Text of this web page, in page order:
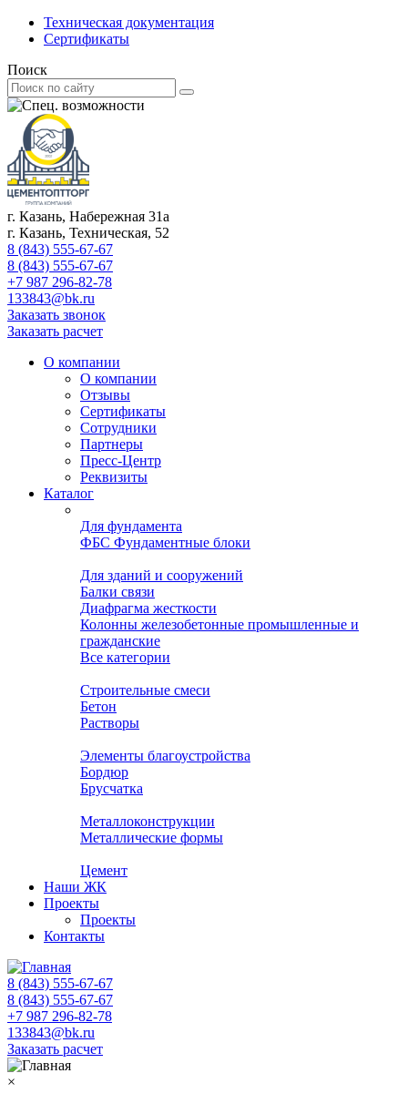
Техническая документация
Сертификаты
Поиск
г. Казань, Набережная 31а
г. Казань, Техническая, 52
8 (843) 555-67-67
8 (843) 555-67-67
+7 987 296-82-78
133843@bk.ru
Заказать звонок
Заказать расчет
О компании
О компании
Отзывы
Сертификаты
Сотрудники
Партнеры
Пресс-Центр
Реквизиты
Каталог
Для фундамента
ФБС Фундаментные блоки
Для зданий и сооружений
Балки связи
Диафрагма жесткости
Колонны железобетонные промышленные и
гражданские
Все категории
Строительные смеси
Бетон
Растворы
Элементы благоустройства
Бордюр
Брусчатка
Металлоконструкции
Металлические формы
Цемент
Наши ЖК
Проекты
Проекты
Контакты
8 (843) 555-67-67
8 (843) 555-67-67
+7 987 296-82-78
133843@bk.ru
Заказать расчет
×